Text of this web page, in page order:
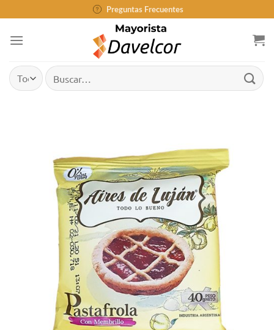
al
contenido
Preguntas Frecuentes
Buscar
por: